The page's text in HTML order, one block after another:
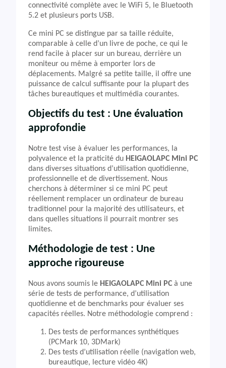
connectivité complète avec le WiFi 5, le Bluetooth
5.2 et plusieurs ports USB.
Ce mini PC se distingue par sa taille réduite,
comparable à celle d’un livre de poche, ce qui le
rend facile à placer sur un bureau, derrière un
moniteur ou même à emporter lors de
déplacements. Malgré sa petite taille, il offre une
puissance de calcul suffisante pour la plupart des
tâches bureautiques et multimédia courantes.
Objectifs du test : Une évaluation
approfondie
Notre test vise à évaluer les performances, la
polyvalence et la praticité du HEIGAOLAPC Mini PC
dans diverses situations d’utilisation quotidienne,
professionnelle et de divertissement. Nous
cherchons à déterminer si ce mini PC peut
réellement remplacer un ordinateur de bureau
traditionnel pour la majorité des utilisateurs, et
dans quelles situations il pourrait montrer ses
limites.
Méthodologie de test : Une
approche rigoureuse
Nous avons soumis le HEIGAOLAPC Mini PC à une
série de tests de performance, d’utilisation
quotidienne et de benchmarks pour évaluer ses
capacités réelles. Notre méthodologie comprend :
Des tests de performances synthétiques
(PCMark 10, 3DMark)
Des tests d’utilisation réelle (navigation web,
bureautique, lecture vidéo 4K)